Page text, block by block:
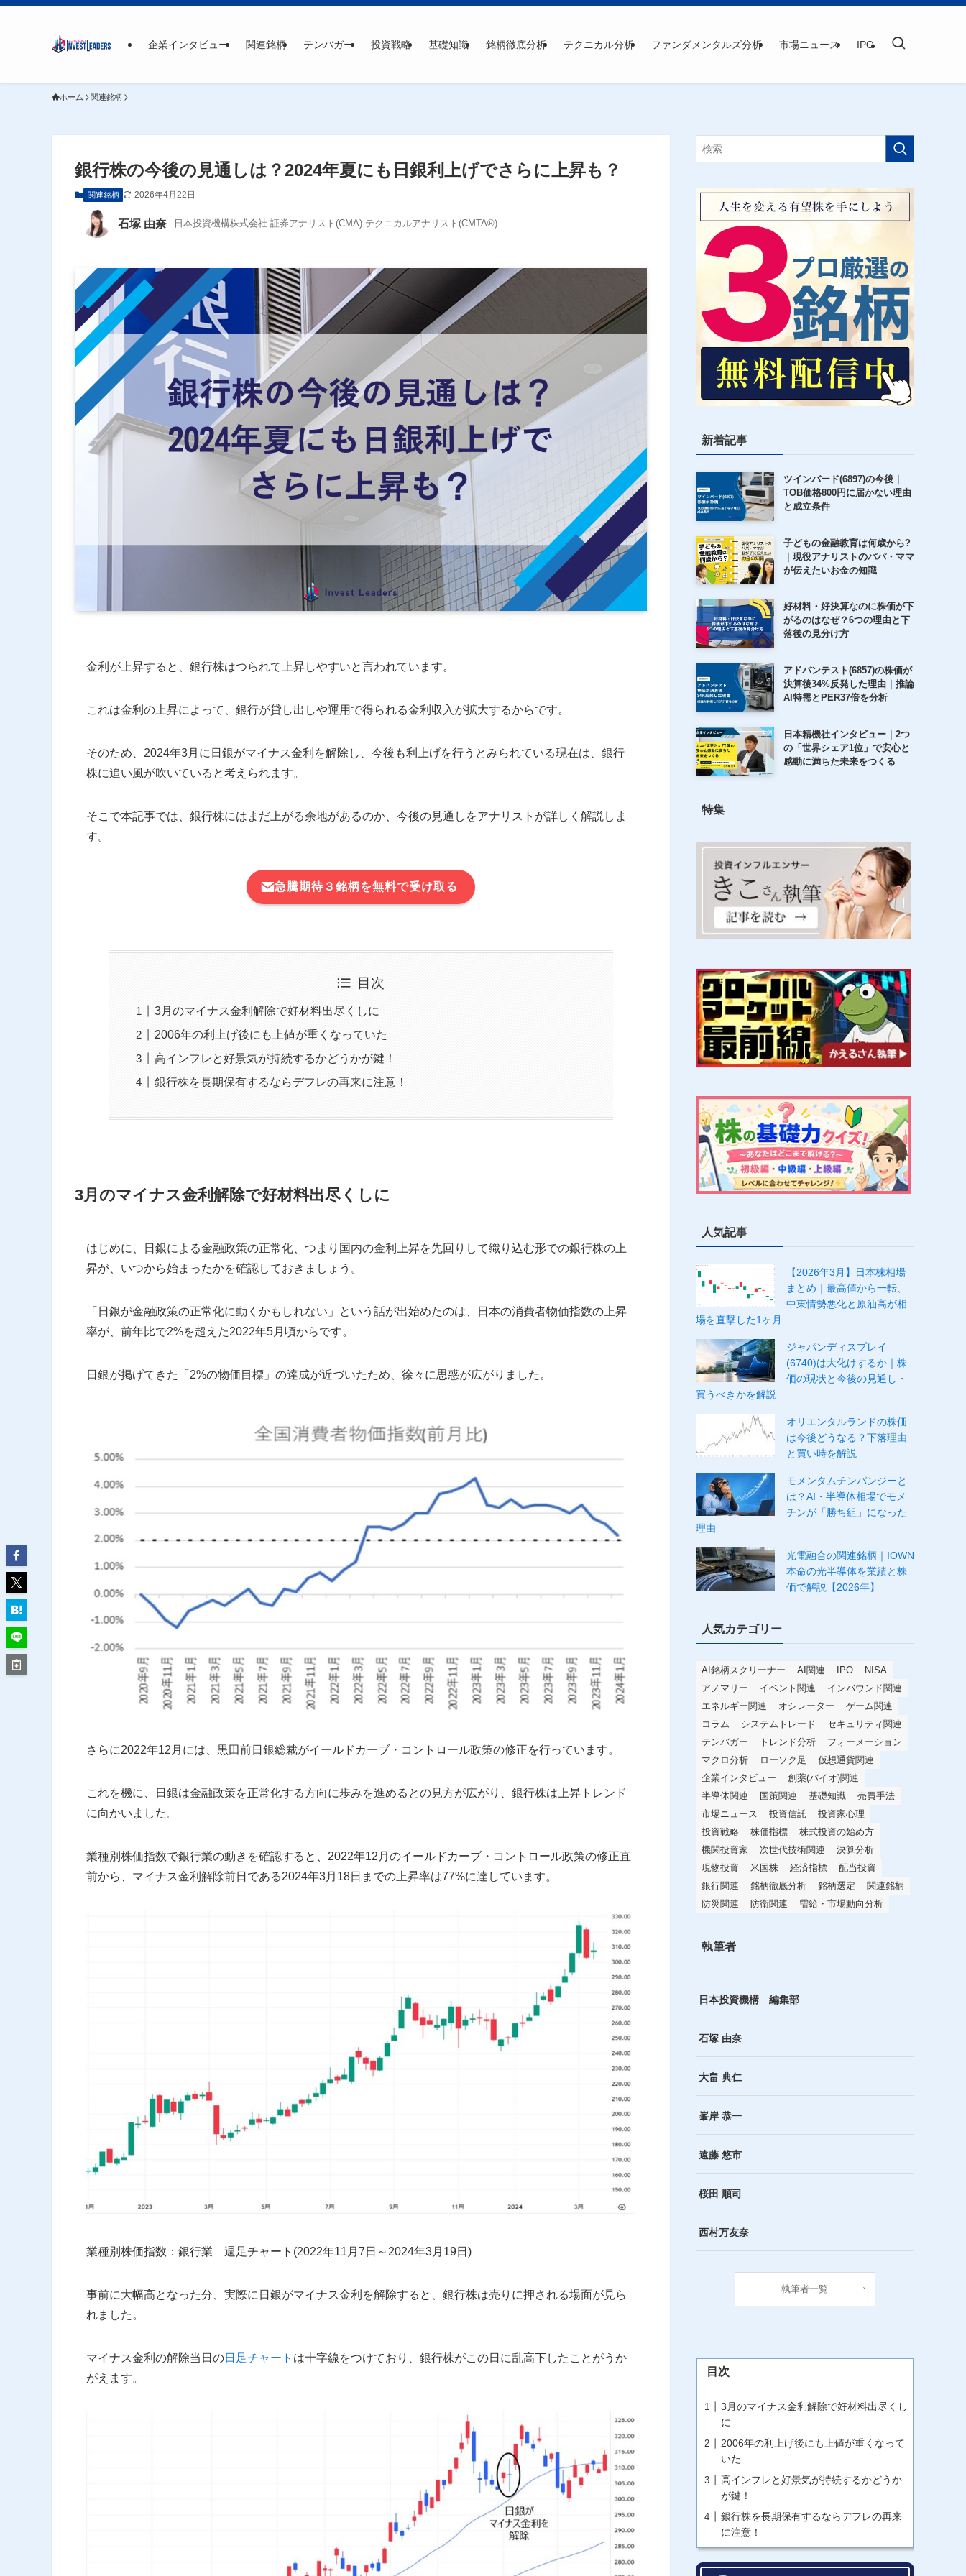
企業インタビュー 関連銘柄 テンバガー 投資戦略 基礎知識 銘柄徹底分析 テクニカル分析 ファンダメンタルズ分析 市場ニュース IPO
ホーム 関連銘柄
銀行株の今後の見通しは？2024年夏にも日銀利上げでさらに上昇も？
関連銘柄 2026年4月22日
石塚 由奈 日本投資機構株式会社 証券アナリスト(CMA) テクニカルアナリスト(CMTA®)
金利が上昇すると、銀行株はつられて上昇しやすいと言われています。
これは金利の上昇によって、銀行が貸し出しや運用で得られる金利収入が拡大するからです。
そのため、2024年3月に日銀がマイナス金利を解除し、今後も利上げを行うとみられている現在は、銀行
株に追い風が吹いていると考えられます。
そこで本記事では、銀行株にはまだ上がる余地があるのか、今後の見通しをアナリストが詳しく解説しま
す。
急騰期待３銘柄を無料で受け取る
目次
3月のマイナス金利解除で好材料出尽くしに
2006年の利上げ後にも上値が重くなっていた
高インフレと好景気が持続するかどうかが鍵！
銀行株を長期保有するならデフレの再来に注意！
3月のマイナス金利解除で好材料出尽くしに
はじめに、日銀による金融政策の正常化、つまり国内の金利上昇を先回りして織り込む形での銀行株の上
昇が、いつから始まったかを確認しておきましょう。
「日銀が金融政策の正常化に動くかもしれない」という話が出始めたのは、日本の消費者物価指数の上昇
率が、前年比で2%を超えた2022年5月頃からです。
日銀が掲げてきた「2%の物価目標」の達成が近づいたため、徐々に思惑が広がりました。
さらに2022年12月には、黒田前日銀総裁がイールドカーブ・コントロール政策の修正を行っています。
これを機に、日銀は金融政策を正常化する方向に歩みを進めるとの見方が広がり、銀行株は上昇トレンド
に向かいました。
業種別株価指数で銀行業の動きを確認すると、2022年12月のイールドカーブ・コントロール政策の修正直
前から、マイナス金利解除前日である2024年3月18日までの上昇率は77%に達しています。
業種別株価指数：銀行業 週足チャート(2022年11月7日～2024年3月19日)
事前に大幅高となった分、実際に日銀がマイナス金利を解除すると、銀行株は売りに押される場面が見ら
れました。
マイナス金利の解除当日の日足チャート は十字線をつけており、銀行株がこの日に乱高下したことがうか
がえます。
新着記事
ツインバード(6897)の今後｜
TOB価格800円に届かない理由
と成立条件
子どもの金融教育は何歳から?
｜現役アナリストのパパ・ママ
が伝えたいお金の知識
好材料・好決算なのに株価が下
がるのはなぜ？6つの理由と下
落後の見分け方
アドバンテスト(6857)の株価が
決算後34%反発した理由｜推論
AI特需とPER37倍を分析
日本精機社インタビュー｜2つ
の「世界シェア1位」で安心と
感動に満ちた未来をつくる
特集
人気記事
【2026年3月】日本株相場
まとめ｜最高値から一転、
中東情勢悪化と原油高が相
場を直撃した1ヶ月
ジャパンディスプレイ
(6740)は大化けするか｜株
価の現状と今後の見通し・
買うべきかを解説
オリエンタルランドの株価
は今後どうなる？下落理由
と買い時を解説
モメンタムチンパンジーと
は？AI・半導体相場でモメ
チンが「勝ち組」になった
理由
光電融合の関連銘柄｜IOWN
本命の光半導体を業績と株
価で解説【2026年】
人気カテゴリー
AI銘柄スクリーナー AI関連 IPO
NISA
アノマリー
イベント関連
インバウンド関連
エネルギー関連
オシレーター
ゲーム関連
コラム
システムトレード
セキュリティ関連
テンバガー
トレンド分析
フォーメーション
マクロ分析
ローソク足
仮想通貨関連
企業インタビュー
創薬(バイオ)関連
半導体関連
国策関連 基礎知識
売買手法
市場ニュース
投資信託
投資家心理
投資戦略
株価指標
株式投資の始め方
機関投資家
次世代技術関連
決算分析
現物投資
米国株 経済指標
配当投資
銀行関連
銘柄徹底分析 銘柄選定
関連銘柄
防災関連
防衛関連 需給・市場動向分析
執筆者
日本投資機構 編集部
石塚 由奈
大畠 典仁
峯岸 恭一
遠藤 悠市
桜田 順司
西村万友奈
執筆者一覧
目次
3月のマイナス金利解除で好材料出尽くし
に
2006年の利上げ後にも上値が重くなって
いた
高インフレと好景気が持続するかどうか
が鍵！
銀行株を長期保有するならデフレの再来
に注意！